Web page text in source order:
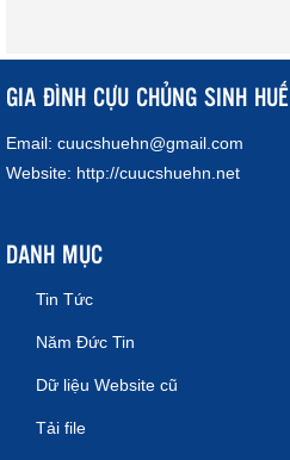
GIA ĐÌNH CỰU CHỦNG SINH HUẾ
Email: cuucshuehn@gmail.com
Website: http://cuucshuehn.net
DANH MỤC
Tin Tức
Năm Đức Tin
Dữ liệu Website cũ
Tải file